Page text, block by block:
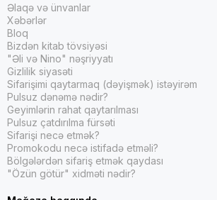
Əlaqə və ünvanlar
Xəbərlər
Bloq
Bizdən kitab tövsiyəsi
"Əli və Nino" nəşriyyatı
Gizlilik siyasəti
Sifarişimi qaytarmaq (dəyişmək) istəyirəm
Pulsuz dənəmə nədir?
Geyimlərin rahat qaytarılması
Pulsuz çatdırılma fürsəti
Sifarişi necə etmək?
Promokodu necə istifadə etməli?
Bölgələrdən sifariş etmək qaydası
"Özün götür" xidməti nədir?